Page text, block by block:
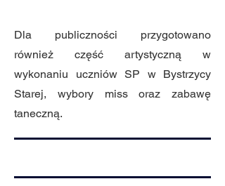
Dla publiczności przygotowano
również część artystyczną w
wykonaniu uczniów SP w Bystrzycy
Starej, wybory miss oraz zabawę
taneczną.